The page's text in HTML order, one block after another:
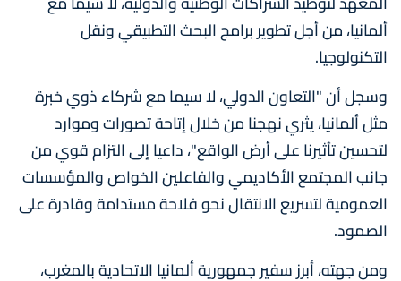
ألمانيا، من أجل تطوير برامج البحث التطبيقي ونقل
التكنولوجيا.
وسجل أن "التعاون الدولي، لا سيما مع شركاء ذوي خبرة
مثل ألمانيا، يثري نهجنا من خلال إتاحة تصورات وموارد
لتحسين تأثيرنا على أرض الواقع"، داعيا إلى التزام قوي من
جانب المجتمع الأكاديمي والفاعلين الخواص والمؤسسات
العمومية لتسريع الانتقال نحو فلاحة مستدامة وقادرة على
الصمود.
ومن جهته، أبرز سفير جمهورية ألمانيا الاتحادية بالمغرب،